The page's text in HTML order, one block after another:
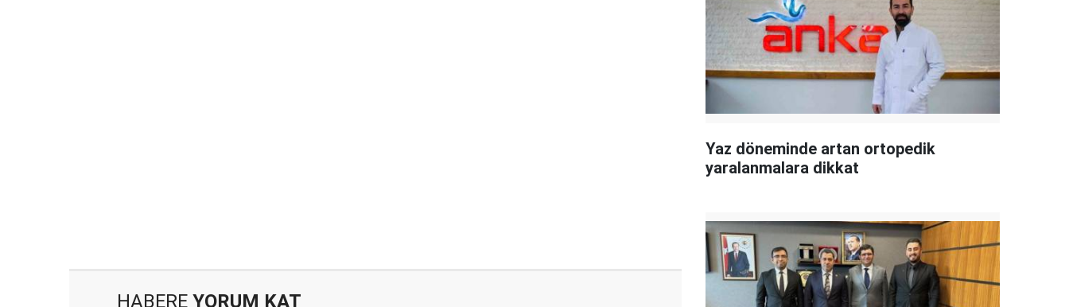
HABERE YORUM KAT
Yaz döneminde artan ortopedik
yaralanmalara dikkat